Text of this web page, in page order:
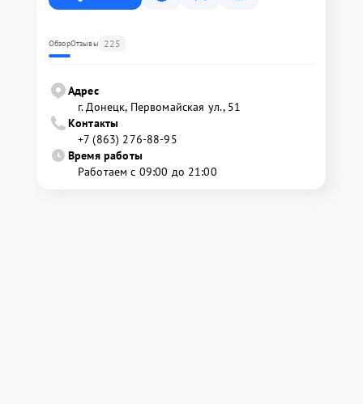
ОбзорОтзывы 225
Адрес
г. Донецк, Первомайская ул., 51
Контакты
+7 (863) 276-88-95
Время работы
Работаем с 09:00 до 21:00